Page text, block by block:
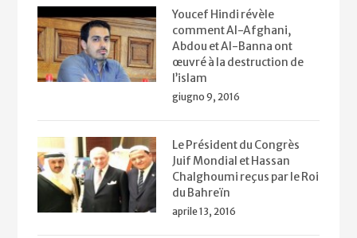
Youcef Hindi révèle
comment Al-Afghani,
Abdou et Al-Banna ont
œuvré à la destruction de
l’islam
giugno 9, 2016
Le Président du Congrès
Juif Mondial et Hassan
Chalghoumi reçus par le Roi
du Bahreïn
aprile 13, 2016